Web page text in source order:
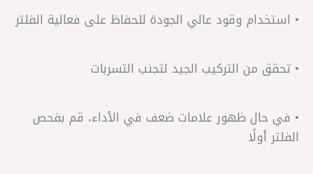
• استخدام وقود عالي الجودة للحفاظ على فعالية الفلتر
• تحقق من التركيب الجيد لتجنب التسربات
• في حال ظهور علامات ضعف في الأداء، قم بفحص
الفلتر أولًا